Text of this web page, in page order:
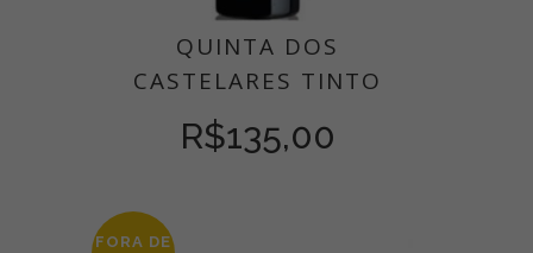
QUINTA DOS
CASTELARES TINTO
R$135,00
FORA DE